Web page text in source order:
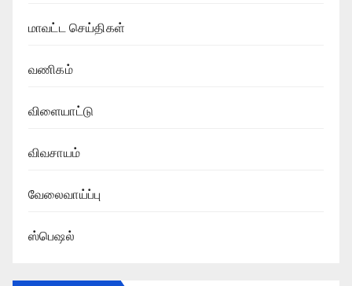
மாவட்ட செய்திகள்
வணிகம்
விளையாட்டு
விவசாயம்
வேலைவாய்ப்பு
ஸ்பெஷல்